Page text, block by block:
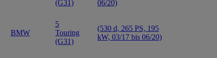
(G31)
06/20)
BMW
5
Touring
(G31)
(530 d, 265 PS, 195
kW, 03/17 bis 06/20)